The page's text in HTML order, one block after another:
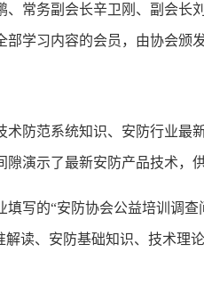
常务副会长辛卫刚、副会
学习内容的会员，由协会颁
防范系统知识、安防行业最
演示了最新安防产品技术，
填写的“安防协会公益培训调查
读、安防基础知识、技术理